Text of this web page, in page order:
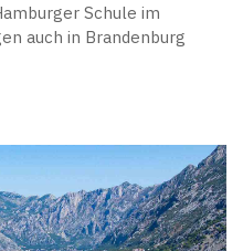
Schule im
auch in Brandenburg